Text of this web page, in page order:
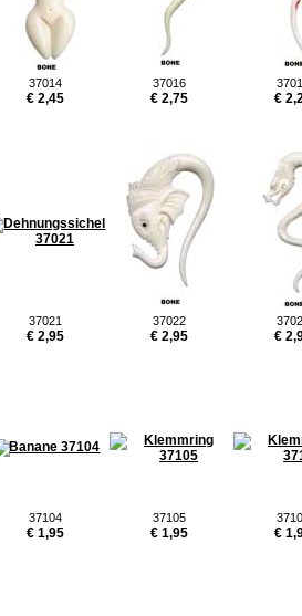
37014
€ 2,45
37016
€ 2,75 €
37021
€ 2,95
37022
€ 2,95 €
37104
€ 1,95
37105
€ 1,95 €